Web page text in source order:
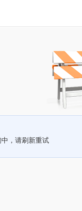
，请刷新重试